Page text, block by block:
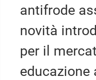
antifrode
novità
per il
educazione